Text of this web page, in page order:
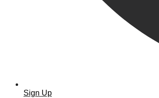
Sign Up